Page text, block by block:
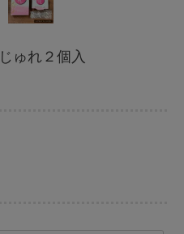
ゅれ２個入